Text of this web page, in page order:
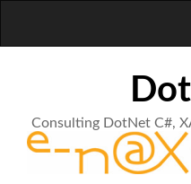
Consulting DotNet C#,